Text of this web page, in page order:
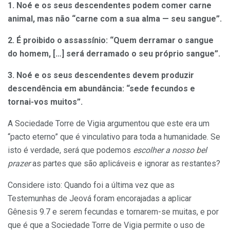
1. Noé e os seus descendentes podem comer carne
animal, mas não “carne com a sua alma — seu sangue”.
2. É proibido o assassínio: “Quem derramar o sangue
do homem, […] será derramado o seu próprio sangue”.
3. Noé e os seus descendentes devem produzir
descendência em abundância: “sede fecundos e
tornai-vos muitos”.
A Sociedade Torre de Vigia argumentou que este era um
“pacto eterno” que é vinculativo para toda a humanidade. Se
isto é verdade, será que podemos escolher a nosso bel
prazeras partes que são aplicáveis e ignorar as restantes?
Considere isto: Quando foi a última vez que as
Testemunhas de Jeová foram encorajadas a aplicar
Gênesis 9.7 e serem fecundas e tornarem-se muitas, e por
que é que a Sociedade Torre de Vigia permite o uso de